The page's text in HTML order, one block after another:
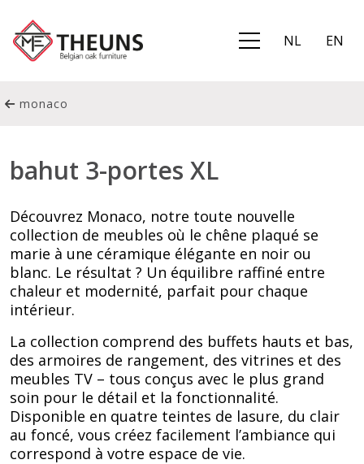
NL EN
monaco
bahut 3-portes XL
Découvrez Monaco, notre toute nouvelle
collection de meubles où le chêne plaqué se
marie à une céramique élégante en noir ou
blanc. Le résultat ? Un équilibre raffiné entre
chaleur et modernité, parfait pour chaque
intérieur.
La collection comprend des buffets hauts et bas,
des armoires de rangement, des vitrines et des
meubles TV – tous conçus avec le plus grand
soin pour le détail et la fonctionnalité.
Disponible en quatre teintes de lasure, du clair
au foncé, vous créez facilement l’ambiance qui
correspond à votre espace de vie.